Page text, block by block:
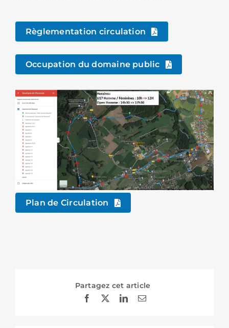
Règlementation circulation
Occupation du domaine public
Plan de Circulation
Partagez cet article